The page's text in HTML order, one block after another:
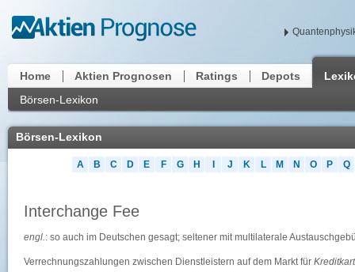
Home Aktien Prognosen Ratings Depots
Börsen-Lexikon
Börsen-Lexikon
A B C D E F G H J K L M N O P Q
Interchange Fee
engl.: so auch im Deutschen gesagt; seltener mit multilaterale
Verrechnungszahlungen zwischen Dienstleistern auf dem Markt für